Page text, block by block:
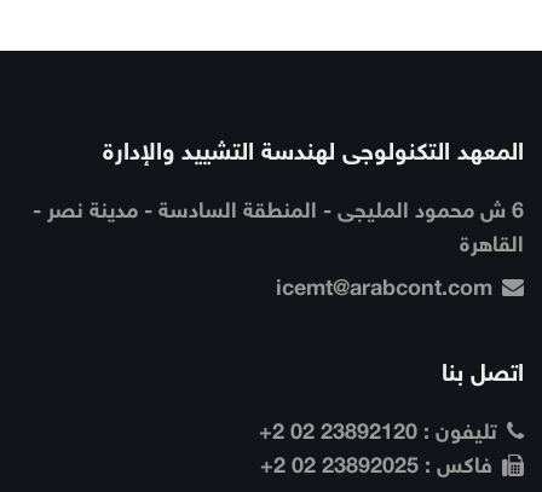
المعهد التكنولوجى لهندسة التشييد والإدارة
6 ش محمود المليجى - المنطقة السادسة - مدينة نصر -
القاهرة
icemt@arabcont.com
اتصل بنا
تليفون : 23892120 02 2+
فاكس : 23892025 02 2+